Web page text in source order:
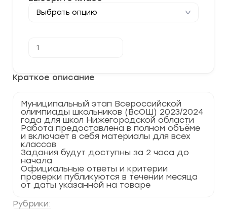
Краткое описание
Муниципальный этап Всероссийской
олимпиады школьников (ВсОШ) 2023/2024
года для школ Нижегородской области
Работа предоставлена в полном объёме
и включает в себя материалы для всех
классов
Задания будут доступны за 2 часа до
начала
Официальные ответы и критерии
проверки публикуются в течении месяца
от даты указанной на товаре
Рубрики:
товара
этап
по
2023-
2024
учебный
год
по
Нижегородской
области
52
регион